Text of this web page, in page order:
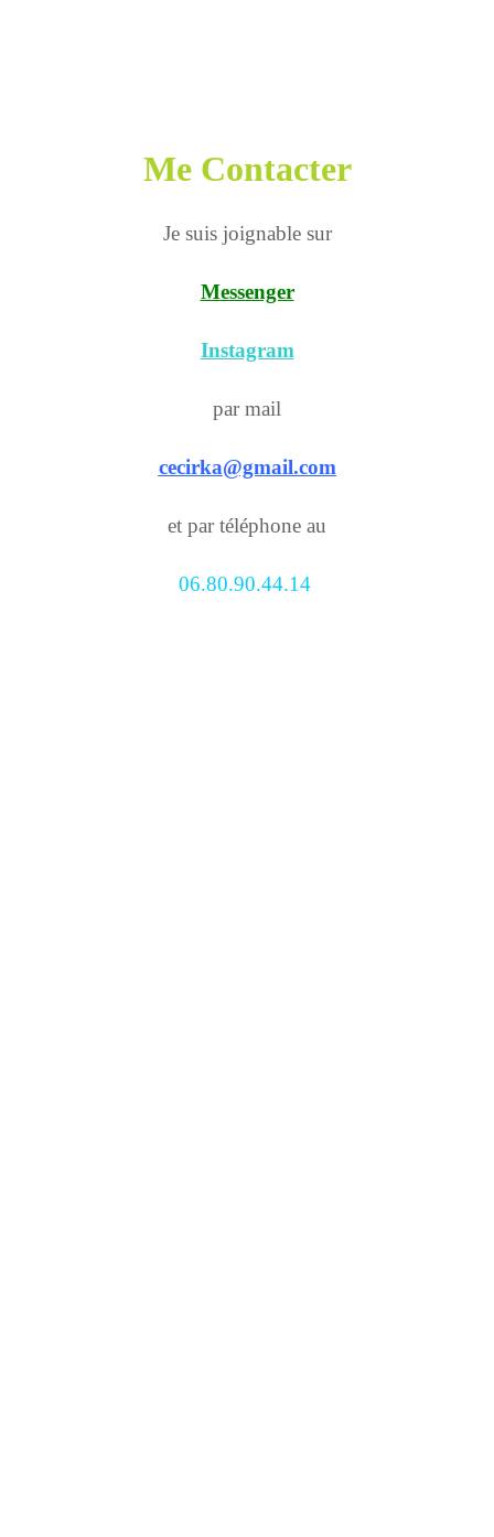
Me Contacter
Je suis joignable sur
Messenger
Instagram
par mail
cecirka@gmail.com
et par téléphone au
06.80.90.44.14